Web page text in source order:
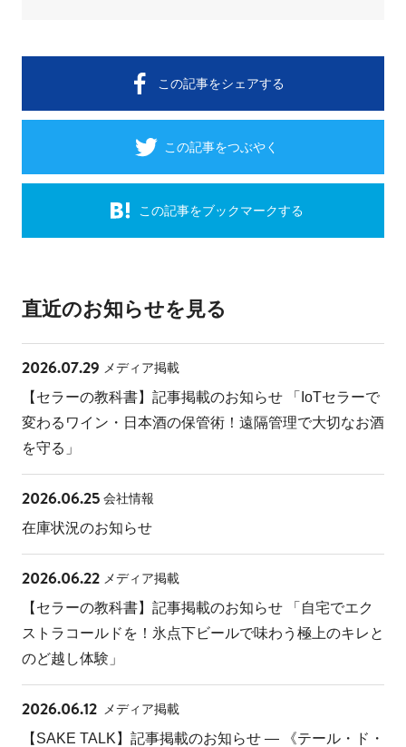
この記事をシェアする
この記事をつぶやく
この記事をブックマークする
直近のお知らせを見る
2026.07.29 メディア掲載
【セラーの教科書】記事掲載のお知らせ 「IoTセラーで
変わるワイン・日本酒の保管術！遠隔管理で大切なお酒
を守る」
2026.06.25 会社情報
在庫状況のお知らせ
2026.06.22 メディア掲載
【セラーの教科書】記事掲載のお知らせ 「自宅でエク
ストラコールドを！氷点下ビールで味わう極上のキレと
のど越し体験」
2026.06.12 メディア掲載
【SAKE TALK】記事掲載のお知らせ ― 《テール・ド・